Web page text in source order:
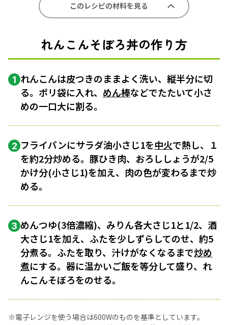
このレシピの材料を見る
れんこんそぼろ丼の作り方
1 れんこんは皮つきのままよく洗い、縦半分に切
る。ポリ袋に入れ、 めん棒などでたたいて小さ
めの一口大に割る。
2 フライパンにサラダ油小さじ1を中火で熱し、１
を約2分炒める。豚ひき肉、おろししょうが2/5
かけ分(小さじ1)を加え、肉の色が変わるまで炒
める。
3 めんつゆ(3倍濃縮)、みりん各大さじ1と1/2、酒
大さじ1を加え、ふたを少しずらしてのせ、約5
分煮る。ふたを取り、汁けがなくなるまで炒め
煮にする。器に温かいご飯を等分して盛り、れ
んこんそぼろをのせる。
※電子レンジを使う場合は600Wのものを基準としています。